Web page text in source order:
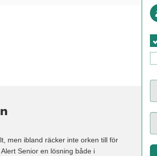
men ibland räcker inte orken till för
Senior en lösning både i